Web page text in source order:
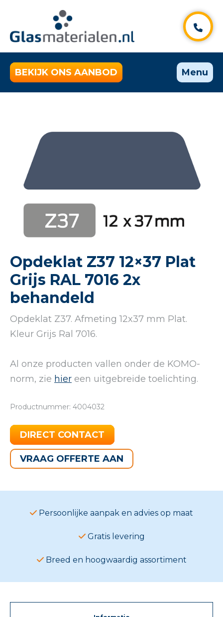
BEKIJK ONS AANBOD Menu
Opdeklat Z37 12×37 Plat
Grijs RAL 7016 2x
behandeld
Opdeklat Z37. Afmeting 12x37 mm Plat.
Kleur Grijs Ral 7016.
Al onze producten vallen onder de KOMO-
norm, zie hier een uitgebreide toelichting.
Productnummer: 4004032
DIRECT CONTACT
VRAAG OFFERTE AAN
Persoonlijke aanpak en advies op maat
Gratis levering
Breed en hoogwaardig assortiment